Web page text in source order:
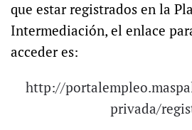
que estar registrados en la
Intermediación, el enlace
acceder es:
http://
privada/